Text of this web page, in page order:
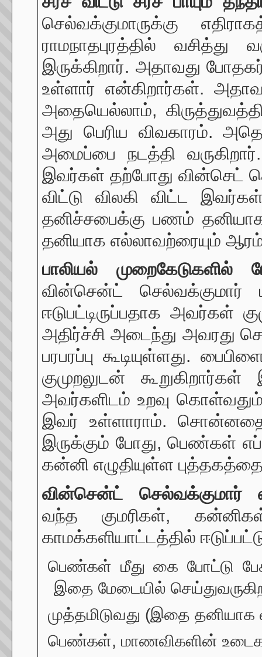
செல்வக்குமாருக்கு
ராமநாதபுரத்தில்
இருக்கிறார். அதாவது போதகர்
உள்ளார் என்கிறார்கள்.
அதையெல்லாம்,
அது பெரிய விவகாரம்.
அமைப்பை நடத்தி
இவர்கள் தற்போது வின்செட்
விட்டு விலகி விட்ட
தனிச்சபைக்கு பணம்
தனியாக எல்லாவற்ரையும்
பாலியல் முறைகேடுகளில்
வின்சென்ட் செல்வக்குமார்
ஈடுபட்டிருப்பதாக அவர்கள்
அதிர்ச்சி அடைந்து அவரது
பரபரப்பு கூடியுள்ளது.
குமுறலுடன்
அவர்களிடம் உறவு
இவர் உள்ளாராம்.
இருக்கும் போது, பெண்கள்
கன்னி எழுதியுள்ள
வின்சென்ட் செல்வக்குமார்
வந்த குமரிகள்,
காமக்களியாட்டத்தில்
பெண்கள் மீது கை போட்டு
இதை மேடையில்
முத்தமிடுவது (இதை தனியாக
பெண்கள், மாணவிகளின்